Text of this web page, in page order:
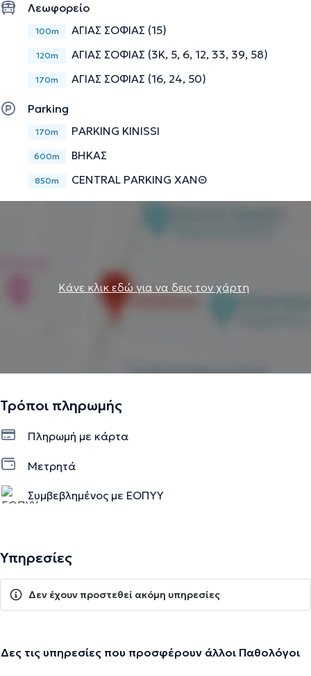
Λεωφορείο
100m ΑΓΙΑΣ ΣΟΦΙΑΣ (15)
120m ΑΓΙΑΣ ΣΟΦΙΑΣ (3Κ, 5, 6, 12, 33, 39, 58)
170m ΑΓΙΑΣ ΣΟΦΙΑΣ (16, 24, 50)
Parking
170m PARKING KINISSI
600m ΒΗΚΑΣ
850m CENTRAL PARKING ΧΑΝΘ
Κάνε κλικ εδώ για να δεις τον χάρτη
Τρόποι πληρωμής
Πληρωμή με κάρτα
Μετρητά
Συμβεβλημένος με ΕΟΠΥΥ
Υπηρεσίες
Δεν έχουν προστεθεί ακόμη υπηρεσίες
Δες τις υπηρεσίες που προσφέρουν άλλοι Παθολόγοι